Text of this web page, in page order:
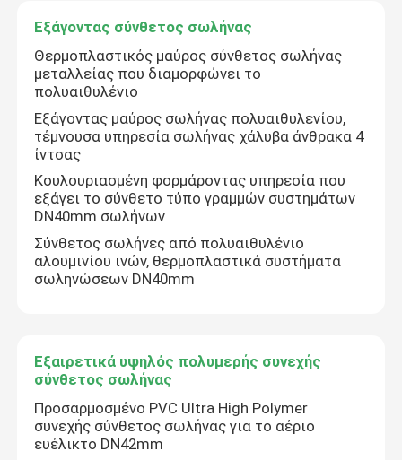
Εξάγοντας σύνθετος σωλήνας
Εξαιρετικά υψηλός πολυμερής συνεχής σύνθετος
Σύνθετος σωλήνας Aramid
Εξάγοντας σύνθετος σωλήνας
Θερμοπλαστικός μαύρος σύνθετος σωλήνας
μεταλλείας που διαμορφώνει το
πολυαιθυλένιο
Εξάγοντας μαύρος σωλήνας πολυαιθυλενίου,
τέμνουσα υπηρεσία σωλήνας χάλυβα άνθρακα 4
ίντσας
Κουλουριασμένη φορμάροντας υπηρεσία που
εξάγει το σύνθετο τύπο γραμμών συστημάτων
DN40mm σωλήνων
Σύνθετος σωλήνες από πολυαιθυλένιο
αλουμινίου ινών, θερμοπλαστικά συστήματα
σωληνώσεων DN40mm
Εξαιρετικά υψηλός πολυμερής συνεχής
σύνθετος σωλήνας
Προσαρμοσμένο PVC Ultra High Polymer
συνεχής σύνθετος σωλήνας για το αέριο
ευέλικτο DN42mm